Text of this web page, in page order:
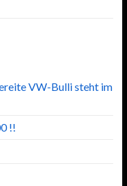
VW-Bulli steht im
!!